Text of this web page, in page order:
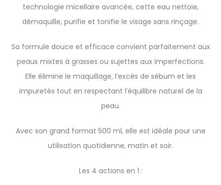
technologie micellaire avancée, cette eau nettoie,
démaquille, purifie et tonifie le visage sans rinçage.
Sa formule douce et efficace convient parfaitement aux
peaux mixtes à grasses ou sujettes aux imperfections.
Elle élimine le maquillage, l’excès de sébum et les
impuretés tout en respectant l’équilibre naturel de la
peau.
Avec son grand format 500 ml, elle est idéale pour une
utilisation quotidienne, matin et soir.
Les 4 actions en 1 :